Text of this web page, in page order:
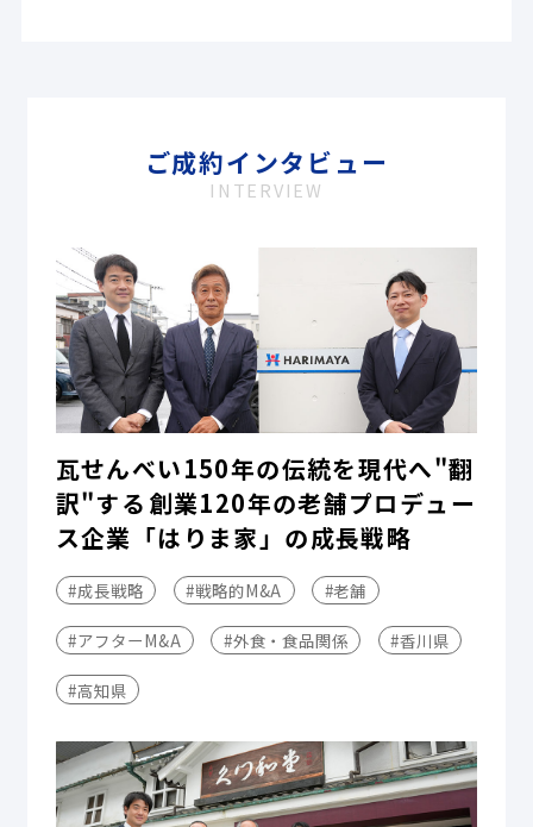
ご成約インタビュー
INTERVIEW
瓦せんべい150年の伝統を現代へ"翻
訳"する――創業120年の老舗プロデュー
ス企業「はりま家」の成長戦略
#成長戦略 #戦略的M&A #老舗
#アフターM&A #外食・食品関係 #香川県
#高知県